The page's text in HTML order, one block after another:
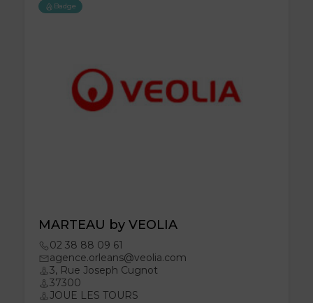
Badge
MARTEAU by VEOLIA
02 38 88 09 61
agence.orleans@veolia.com
3, Rue Joseph Cugnot
37300
JOUE LES TOURS